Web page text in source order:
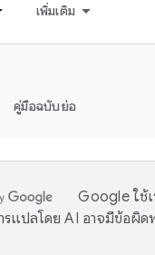
เพิ่มเติม
คู่มือฉบับย่อ
Google ใช้
รแปลโดย AI อาจมีข้อผิด